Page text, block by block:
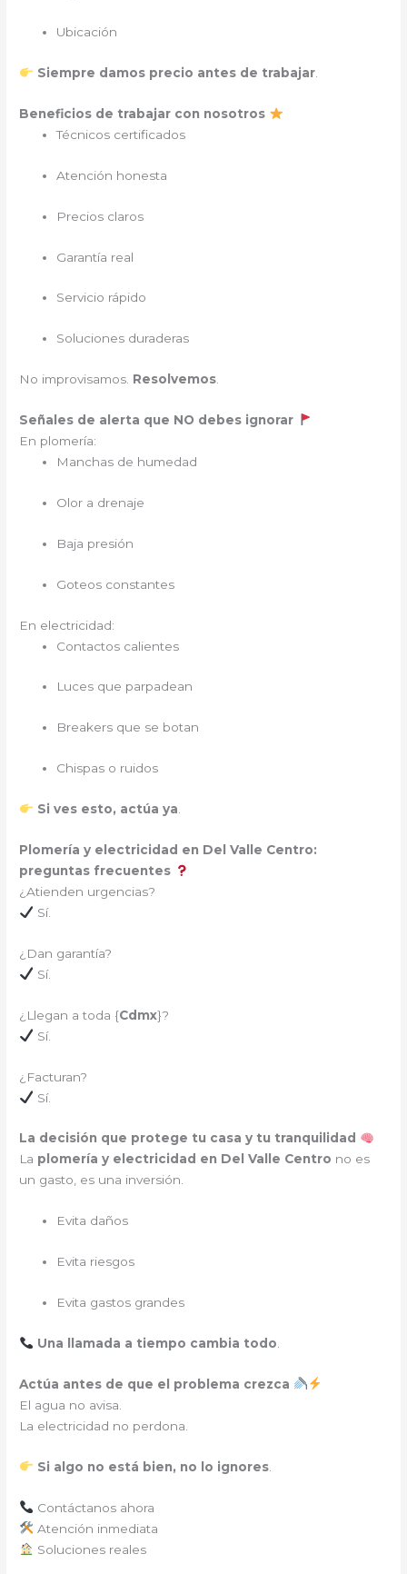
Ubicación
Siempre damos precio antes de trabajar.
Beneficios de trabajar con nosotros
Técnicos certificados
Atención honesta
Precios claros
Garantía real
Servicio rápido
Soluciones duraderas
No improvisamos. Resolvemos
Señales de alerta que NO debes ignorar
En plomería:
Manchas de humedad
Olor a drenaje
Baja presión
Goteos constantes
En electricidad:
Contactos calientes
Luces que parpadean
Breakers que se botan
Chispas o ruidos
Si ves esto, actúa ya
Plomería y electricidad en Del Valle Centro:
preguntas frecuentes
¿Atienden urgencias?
Sí.
¿Dan garantía?
Sí.
¿Llegan a toda {Cdmx}?
Sí.
¿Facturan?
Sí.
La decisión que protege tu casa y tu tranquilidad
La plomería y electricidad en Del Valle Centro no es
un gasto, es una inversión.
Evita daños
Evita riesgos
Evita gastos grandes
Una llamada a tiempo cambia todo
Actúa antes de que el problema crezca
El agua no avisa.
La electricidad no perdona.
Si algo no está bien, no lo ignores.
Contáctanos ahora
Atención inmediata
Soluciones reales